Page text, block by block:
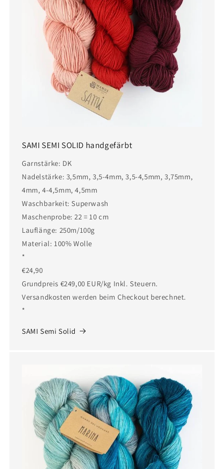
SAMI SEMI SOLID handgefärbt
Garnstärke: DK
Nadelstärke: 3,5mm, 3,5-4mm, 3,5-4,5mm, 3,75mm,
4mm, 4-4,5mm, 4,5mm
Waschbarkeit: Superwash
Maschenprobe: 22 = 10 cm
Lauflänge: 250m/100g
Material: 100% Wolle
*
€24,90
Grundpreis €249,00 EUR/kg Inkl. Steuern.
Versandkosten werden beim Checkout berechnet.
*
SAMI Semi Solid